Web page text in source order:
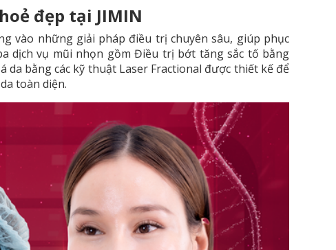
đẹp tại JIMIN
vào những giải pháp điều trị chuyên sâu, giúp phục
dịch vụ mũi nhọn gồm Điều trị bớt tăng sắc tố bằng
da bằng các kỹ thuật Laser Fractional được thiết kế để
toàn diện.